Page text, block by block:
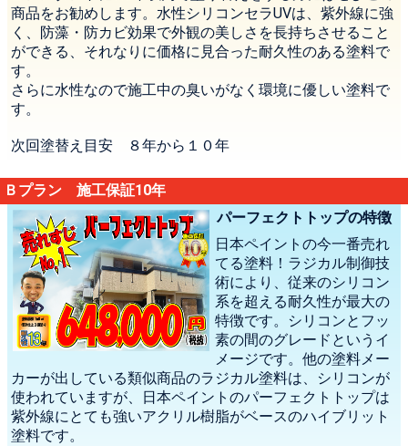
商品をお勧めします。水性シリコンセラUVは、紫外線に強
く、防藻・防カビ効果で外観の美しさを長持ちさせること
ができる、それなりに価格に見合った耐久性のある塗料で
す。
さらに水性なので施工中の臭いがなく環境に優しい塗料で
す。
次回塗替え目安 ８年から１０年
Ｂプラン 施工保証10年
パーフェクトトップの特徴
日本ペイントの今一番売れ
てる塗料！ラジカル制御技
術により、従来のシリコン
系を超える耐久性が最大の
特徴です。シリコンとフッ
素の間のグレードというイ
メージです。他の塗料メー
カーが出している類似商品のラジカル塗料は、シリコンが
使われていますが、日本ペイントのパーフェクトトップは
紫外線にとても強いアクリル樹脂がベースのハイブリット
塗料です。